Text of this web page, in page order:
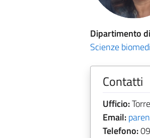
Dipartimento
Scienze
Contatti
Ufficio:
Email:
Telefono: